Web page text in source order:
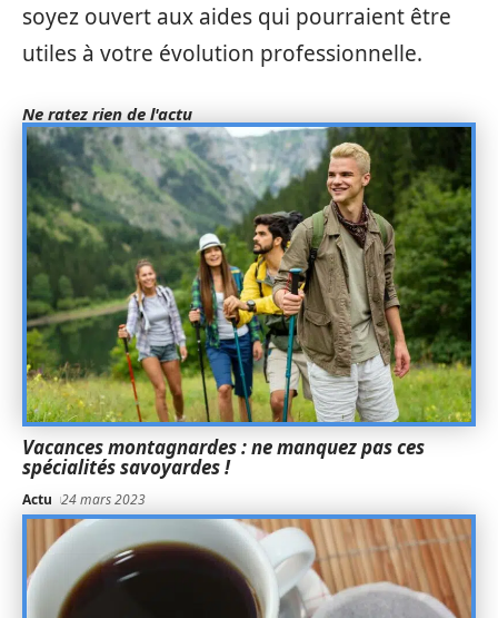
soyez ouvert aux aides qui pourraient être
utiles à votre évolution professionnelle.
Ne ratez rien de l'actu
Vacances montagnardes : ne manquez pas ces
spécialités savoyardes !
Actu 24 mars 2023